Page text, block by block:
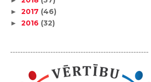
► 2017 (46)
► 2016 (32)
-------------------------------------------------------